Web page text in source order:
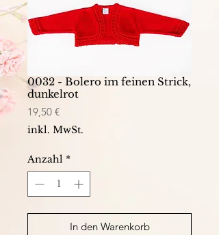
0032 - Bolero im feinen Strick,
dunkelrot
19,50 €Preis
inkl. MwSt.
Anzahl *
In den Warenkorb